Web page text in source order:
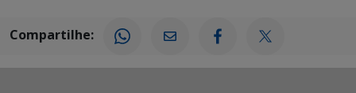
Compartilhe: